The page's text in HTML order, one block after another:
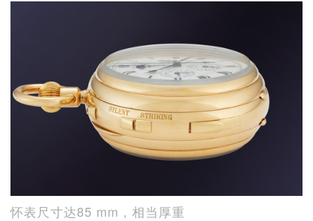
怀表尺寸达85 mm，相当厚重